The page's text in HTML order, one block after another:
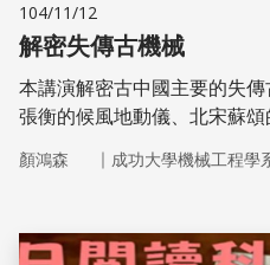
104/11/12
解密失傳古機械
本講演解密古中國主要的失
張衡的候風地動儀、北宋蘇
馬），包括歷史背景、文獻檔
鑑古證今、舊為今用、溫故
顏鴻森 ｜ 成功大學機械工程學